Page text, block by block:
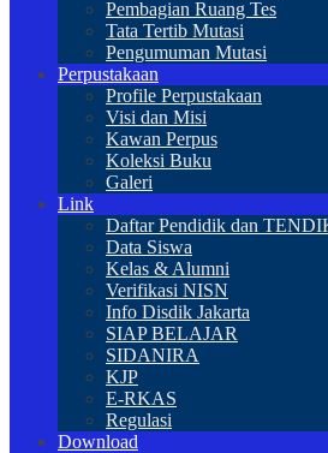
Pembagian Ruang Tes
Tata Tertib Mutasi
Pengumuman Mutasi
Perpustakaan
Profile Perpustakaan
Visi dan Misi
Kawan Perpus
Koleksi Buku
Galeri
Link
Daftar Pendidik dan
Data Siswa
Kelas & Alumni
Verifikasi NISN
Info Disdik Jakarta
SIAP BELAJAR
SIDANIRA
KJP
E-RKAS
Regulasi
Download